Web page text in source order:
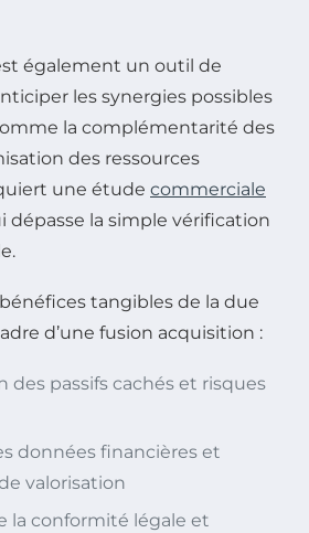
également un outil de
les synergies possibles
la complémentarité des
des ressources
une étude commerciale
dépasse la simple vérification
tangibles de la due
d’une fusion acquisition :
des passifs cachés et risques
données financières et
valorisation
la conformité légale et